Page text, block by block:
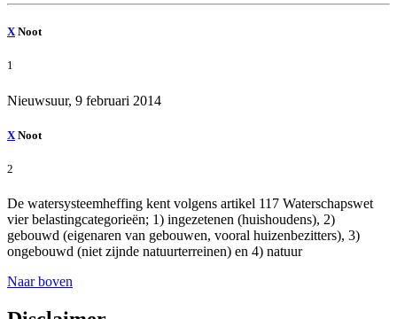
XNoot
1
Nieuwsuur, 9 februari 2014
X Noot
2
De watersysteemheffing kent volgens artikel 117 Waterschapswet
vier belastingcategorieën; 1) ingezetenen (huishoudens), 2)
gebouwd (eigenaren van gebouwen, vooral huizenbezitters), 3)
ongebouwd (niet zijnde natuurterreinen) en 4) natuur
Naar boven